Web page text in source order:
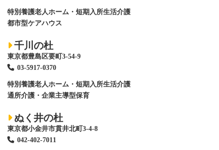
特別養護老人ホーム ・短期入所生活介護
都市型ケアハウス
千川の杜
東京都豊島区要町3-54-9
03-5917-0370
特別養護老人ホーム ・短期入所生活介護
通所介護・企業主導型保育
ぬく井の杜
東京都小金井市貫井北町3-4-8
042-402-7011